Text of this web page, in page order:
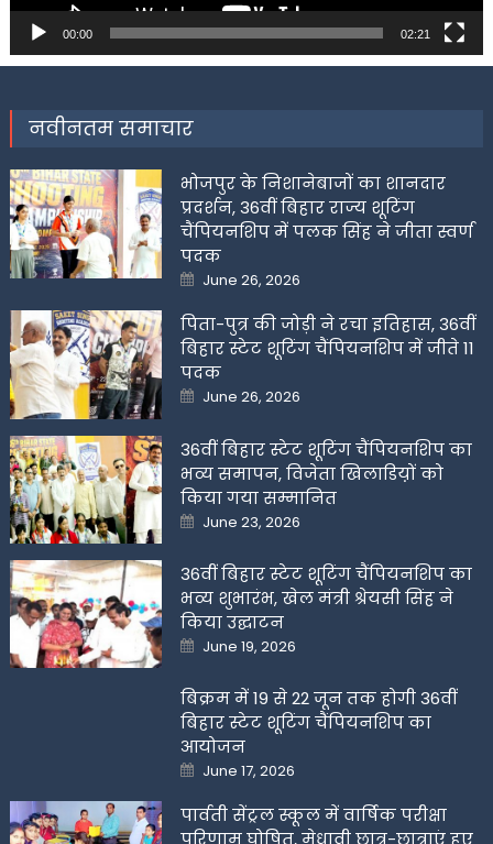
00:00 02:21
नवीनतम समाचार
भोजपुर के निशानेबाजों का शानदार
प्रदर्शन, 36वीं बिहार राज्य शूटिंग
चैंपियनशिप में पलक सिंह ने जीता स्वर्ण
पदक
Posted
on
June 26, 2026
पिता-पुत्र की जोड़ी ने रचा इतिहास, 36वीं
बिहार स्टेट शूटिंग चैंपियनशिप में जीते 11
पदक
Posted
on
June 26, 2026
36वीं बिहार स्टेट शूटिंग चैंपियनशिप का
भव्य समापन, विजेता खिलाडिय़ों को
किया गया सम्मानित
Posted
on
June 23, 2026
36वीं बिहार स्टेट शूटिंग चैंपियनशिप का
भव्य शुभारंभ, खेल मंत्री श्रेयसी सिंह ने
किया उद्घाटन
Posted
on
June 19, 2026
बिक्रम में 19 से 22 जून तक होगी 36वीं
बिहार स्टेट शूटिंग चैंपियनशिप का
आयोजन
Posted
on
June 17, 2026
पार्वती सेंट्रल स्कूल में वार्षिक परीक्षा
परिणाम घोषित, मेधावी छात्र-छात्राएं हुए